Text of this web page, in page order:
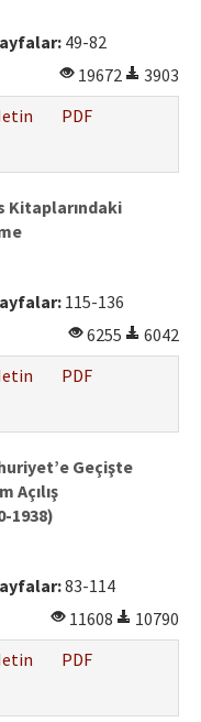
49-82
19672
3903
PDF
Kitaplarındaki
115-136
6255
6042
PDF
Geçişte
Açılış
1938)
83-114
11608
10790
PDF